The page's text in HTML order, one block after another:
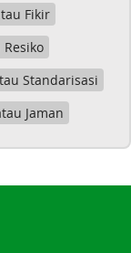
Fikir
Resiko
Standarisasi
Jaman